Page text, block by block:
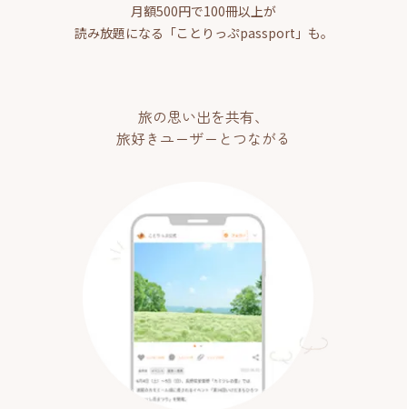
月額500円で100冊以上が
読み放題になる「ことりっぷpassport」も。
旅の思い出を共有、
旅好きユーザーとつながる